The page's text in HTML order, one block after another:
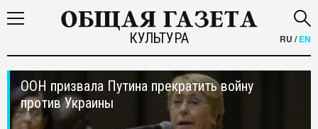
КУЛЬТУРА RU /EN
ООН призвала Путина прекратить войну
против Украины